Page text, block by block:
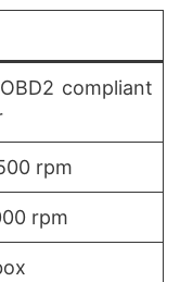
compliant
rpm
rpm